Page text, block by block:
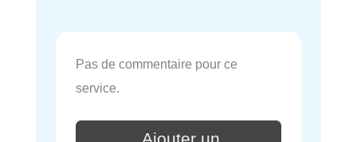
Pas de commentaire pour ce
service.